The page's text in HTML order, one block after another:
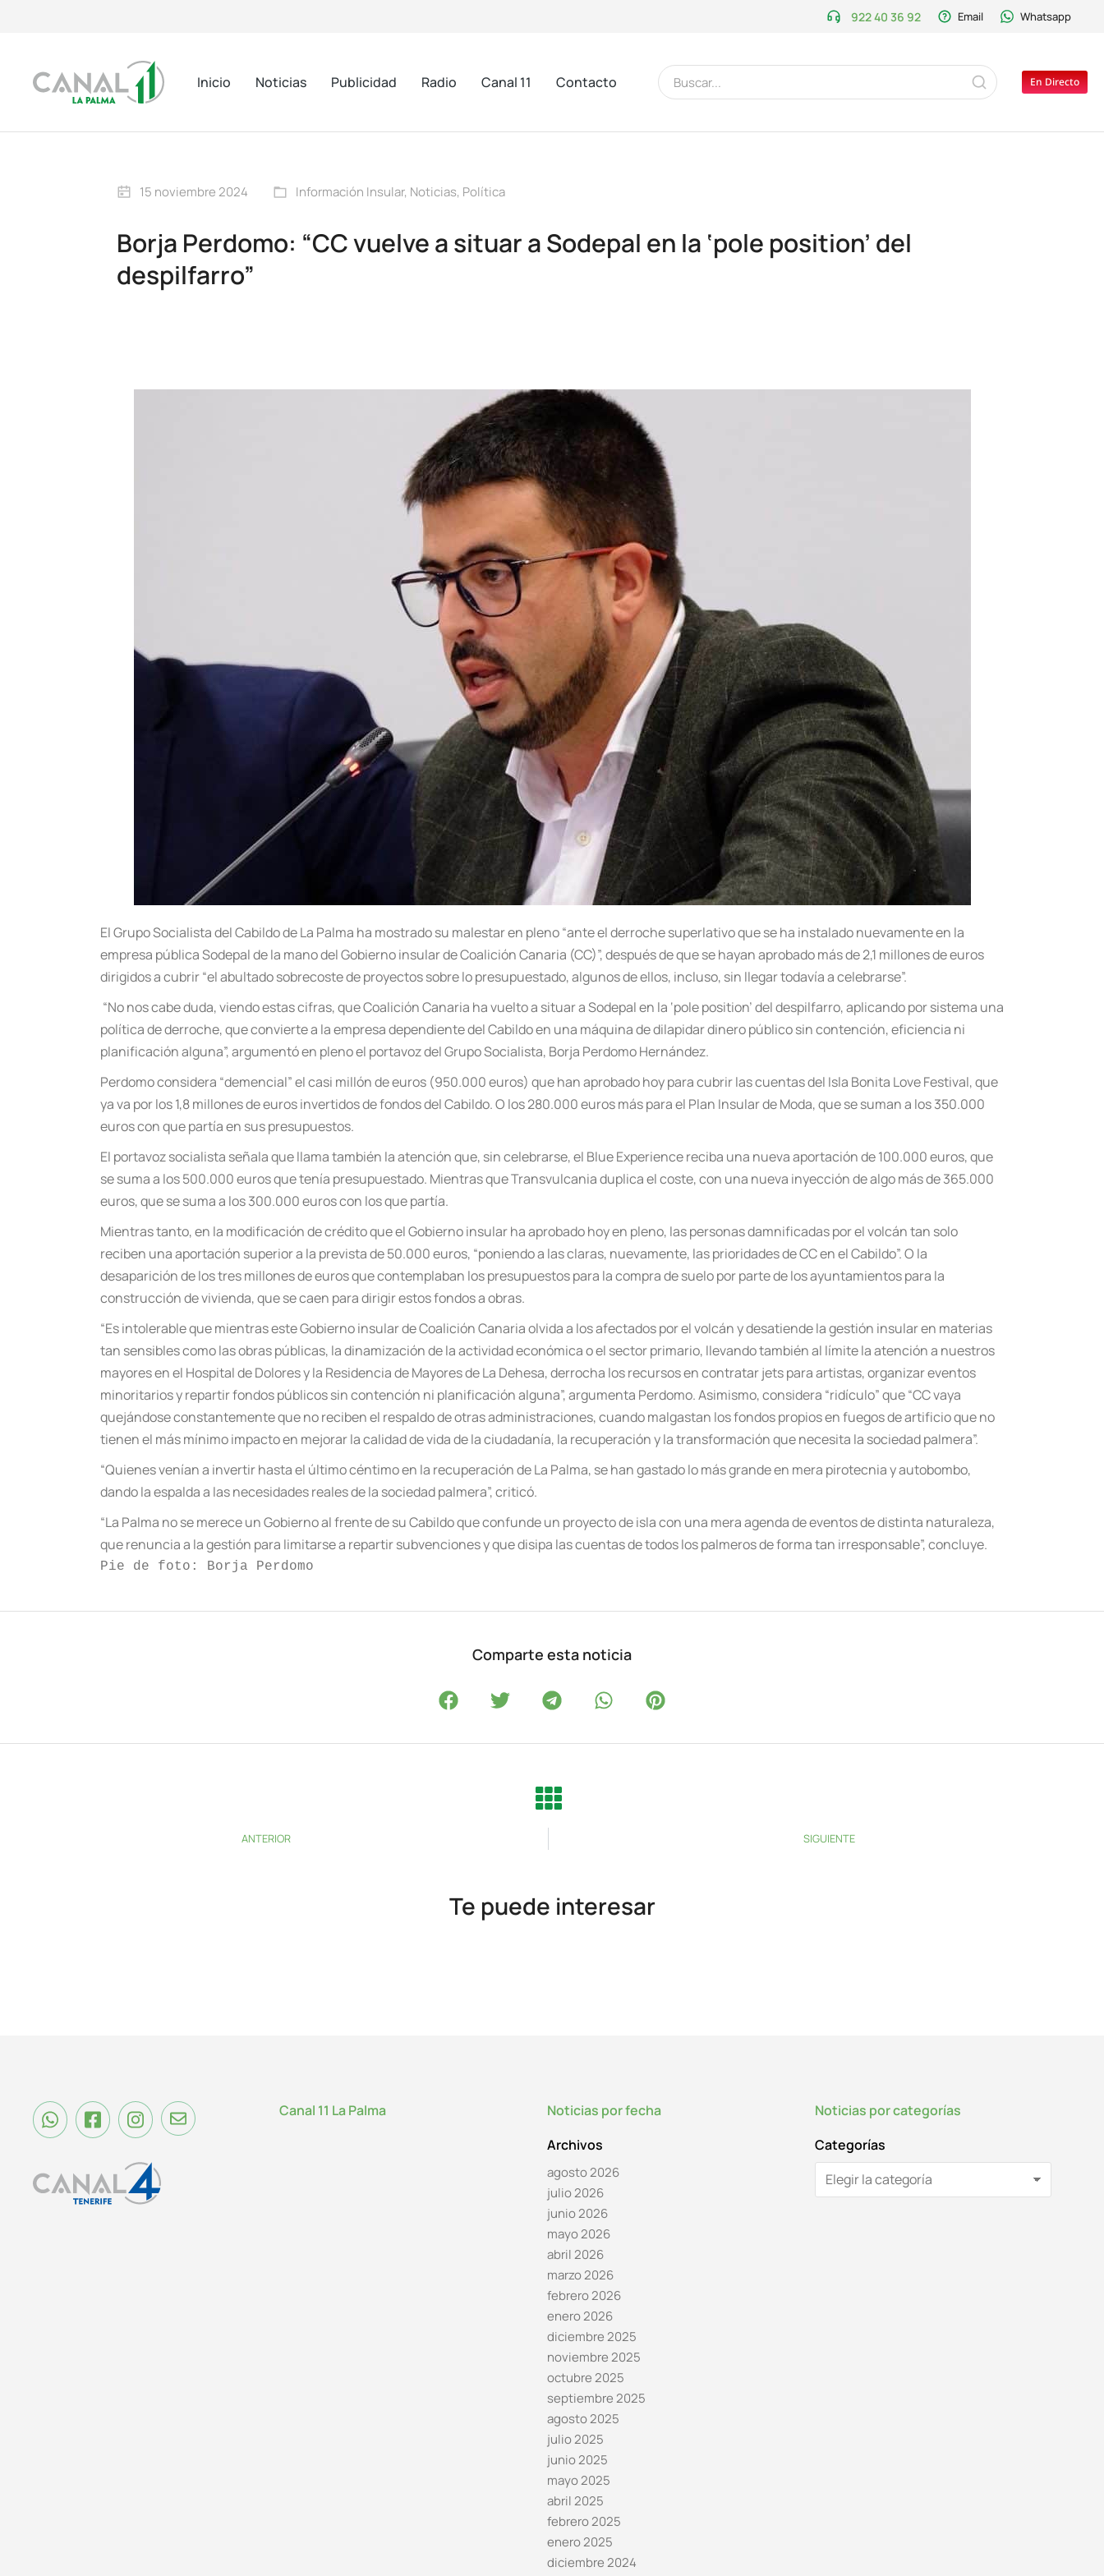
922 40 36 92 Email Whatsapp
Inicio Noticias Publicidad Radio Canal 11 Contacto En Directo
15 noviembre 2024 Información Insular, Noticias, Política
Borja Perdomo: “CC vuelve a situar a Sodepal en la ‘pole position’ del
despilfarro”
El Grupo Socialista del Cabildo de La Palma ha mostrado su malestar en pleno “ante el derroche superlativo que se ha instalado nuevamente en la
empresa pública Sodepal de la mano del Gobierno insular de Coalición Canaria (CC)”, después de que se hayan aprobado más de 2,1 millones de euros
dirigidos a cubrir “el abultado sobrecoste de proyectos sobre lo presupuestado, algunos de ellos, incluso, sin llegar todavía a celebrarse”.
“No nos cabe duda, viendo estas cifras, que Coalición Canaria ha vuelto a situar a Sodepal en la ‘pole position’ del despilfarro, aplicando por sistema una
política de derroche, que convierte a la empresa dependiente del Cabildo en una máquina de dilapidar dinero público sin contención, eficiencia ni
planificación alguna”, argumentó en pleno el portavoz del Grupo Socialista, Borja Perdomo Hernández.
Perdomo considera “demencial” el casi millón de euros (950.000 euros) que han aprobado hoy para cubrir las cuentas del Isla Bonita Love Festival, que
ya va por los 1,8 millones de euros invertidos de fondos del Cabildo. O los 280.000 euros más para el Plan Insular de Moda, que se suman a los 350.000
euros con que partía en sus presupuestos.
El portavoz socialista señala que llama también la atención que, sin celebrarse, el Blue Experience reciba una nueva aportación de 100.000 euros, que
se suma a los 500.000 euros que tenía presupuestado. Mientras que Transvulcania duplica el coste, con una nueva inyección de algo más de 365.000
euros, que se suma a los 300.000 euros con los que partía.
Mientras tanto, en la modificación de crédito que el Gobierno insular ha aprobado hoy en pleno, las personas damnificadas por el volcán tan solo
reciben una aportación superior a la prevista de 50.000 euros, “poniendo a las claras, nuevamente, las prioridades de CC en el Cabildo”. O la
desaparición de los tres millones de euros que contemplaban los presupuestos para la compra de suelo por parte de los ayuntamientos para la
construcción de vivienda, que se caen para dirigir estos fondos a obras.
“Es intolerable que mientras este Gobierno insular de Coalición Canaria olvida a los afectados por el volcán y desatiende la gestión insular en materias
tan sensibles como las obras públicas, la dinamización de la actividad económica o el sector primario, llevando también al límite la atención a nuestros
mayores en el Hospital de Dolores y la Residencia de Mayores de La Dehesa, derrocha los recursos en contratar jets para artistas, organizar eventos
minoritarios y repartir fondos públicos sin contención ni planificación alguna”, argumenta Perdomo.Asimismo, considera “ridículo” que “CC vaya
quejándose constantemente que no reciben el respaldo de otras administraciones, cuando malgastan los fondos propios en fuegos de artificio que no
tienen el más mínimo impacto en mejorar la calidad de vida de la ciudadanía, la recuperación y la transformación que necesita la sociedad palmera”.
“Quienes venían a invertir hasta el último céntimo en la recuperación de La Palma, se han gastado lo más grande en mera pirotecnia y autobombo,
dando la espalda a las necesidades reales de la sociedad palmera”, criticó.
“La Palma no se merece un Gobierno al frente de su Cabildo que confunde un proyecto de isla con una mera agenda de eventos de distinta naturaleza,
que renuncia a la gestión para limitarse a repartir subvenciones y que disipa las cuentas de todos los palmeros de forma tan irresponsable”, concluye.
Pie de foto: Borja Perdomo
Comparte esta noticia
ANTERIOR SIGUIENTE
Te puede interesar
Canal 11 La Palma
Noticias por fecha
Archivos
agosto 2026
julio 2026
junio 2026
mayo 2026
abril 2026
marzo 2026
febrero 2026
enero 2026
diciembre 2025
noviembre 2025
octubre 2025
septiembre 2025
agosto 2025
julio 2025
junio 2025
mayo 2025
abril 2025
febrero 2025
enero 2025
diciembre 2024
Noticias por categorías
Categorías